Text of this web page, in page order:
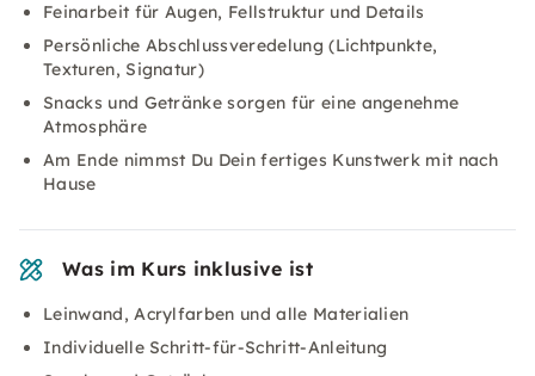
Feinarbeit für Augen, Fellstruktur und Details
Persönliche Abschlussveredelung (Lichtpunkte,
Texturen, Signatur)
Snacks und Getränke sorgen für eine angenehme
Atmosphäre
Am Ende nimmst Du Dein fertiges Kunstwerk mit nach
Hause
Was im Kurs inklusive ist
Leinwand, Acrylfarben und alle Materialien
Individuelle Schritt-für-Schritt-Anleitung